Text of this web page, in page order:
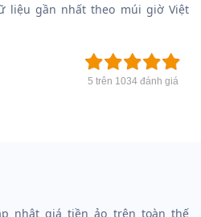
liệu gần nhất theo múi giờ Việt
5 trên 1034 đánh giá
nhật giá tiền ảo trên toàn thế